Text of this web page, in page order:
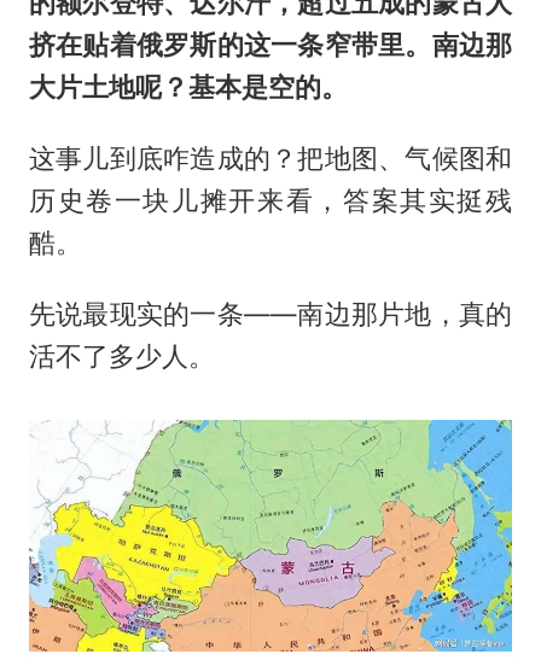
挤在贴着俄罗斯的这一条窄带里。南边那
大片土地呢？基本是空的。
这事儿到底咋造成的？把地图、气候图和
历史卷一块儿摊开来看，答案其实挺残
酷。
先说最现实的一条——南边那片地，真的
活不了多少人。